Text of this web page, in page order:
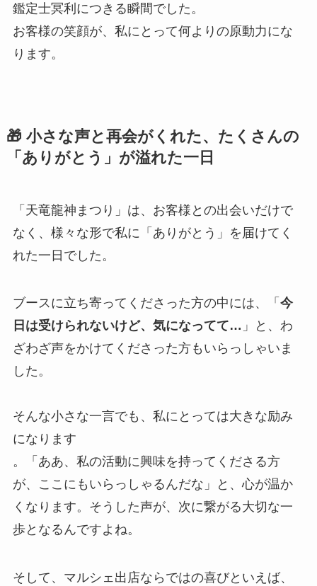
鑑定士冥利につきる瞬間でした。
お客様の笑顔が、私にとって何よりの原動力にな
ります。
🎁 小さな声と再会がくれた、たくさんの
「ありがとう」が溢れた一日
「天竜龍神まつり」は、お客様との出会いだけで
なく、様々な形で私に「ありがとう」を届けてく
れた一日でした。
ブースに立ち寄ってくださった方の中には、「 今
日は受けられないけど、気になってて… 」と、わ
ざわざ声をかけてくださった方もいらっしゃいま
した。
そんな小さな一言でも、私にとっては大きな励み
になります
。「ああ、私の活動に興味を持ってくださる方
が、ここにもいらっしゃるんだな」と、心が温か
くなります。そうした声が、次に繋がる大切な一
歩となるんですよね。
そして、マルシェ出店ならではの喜びといえば、